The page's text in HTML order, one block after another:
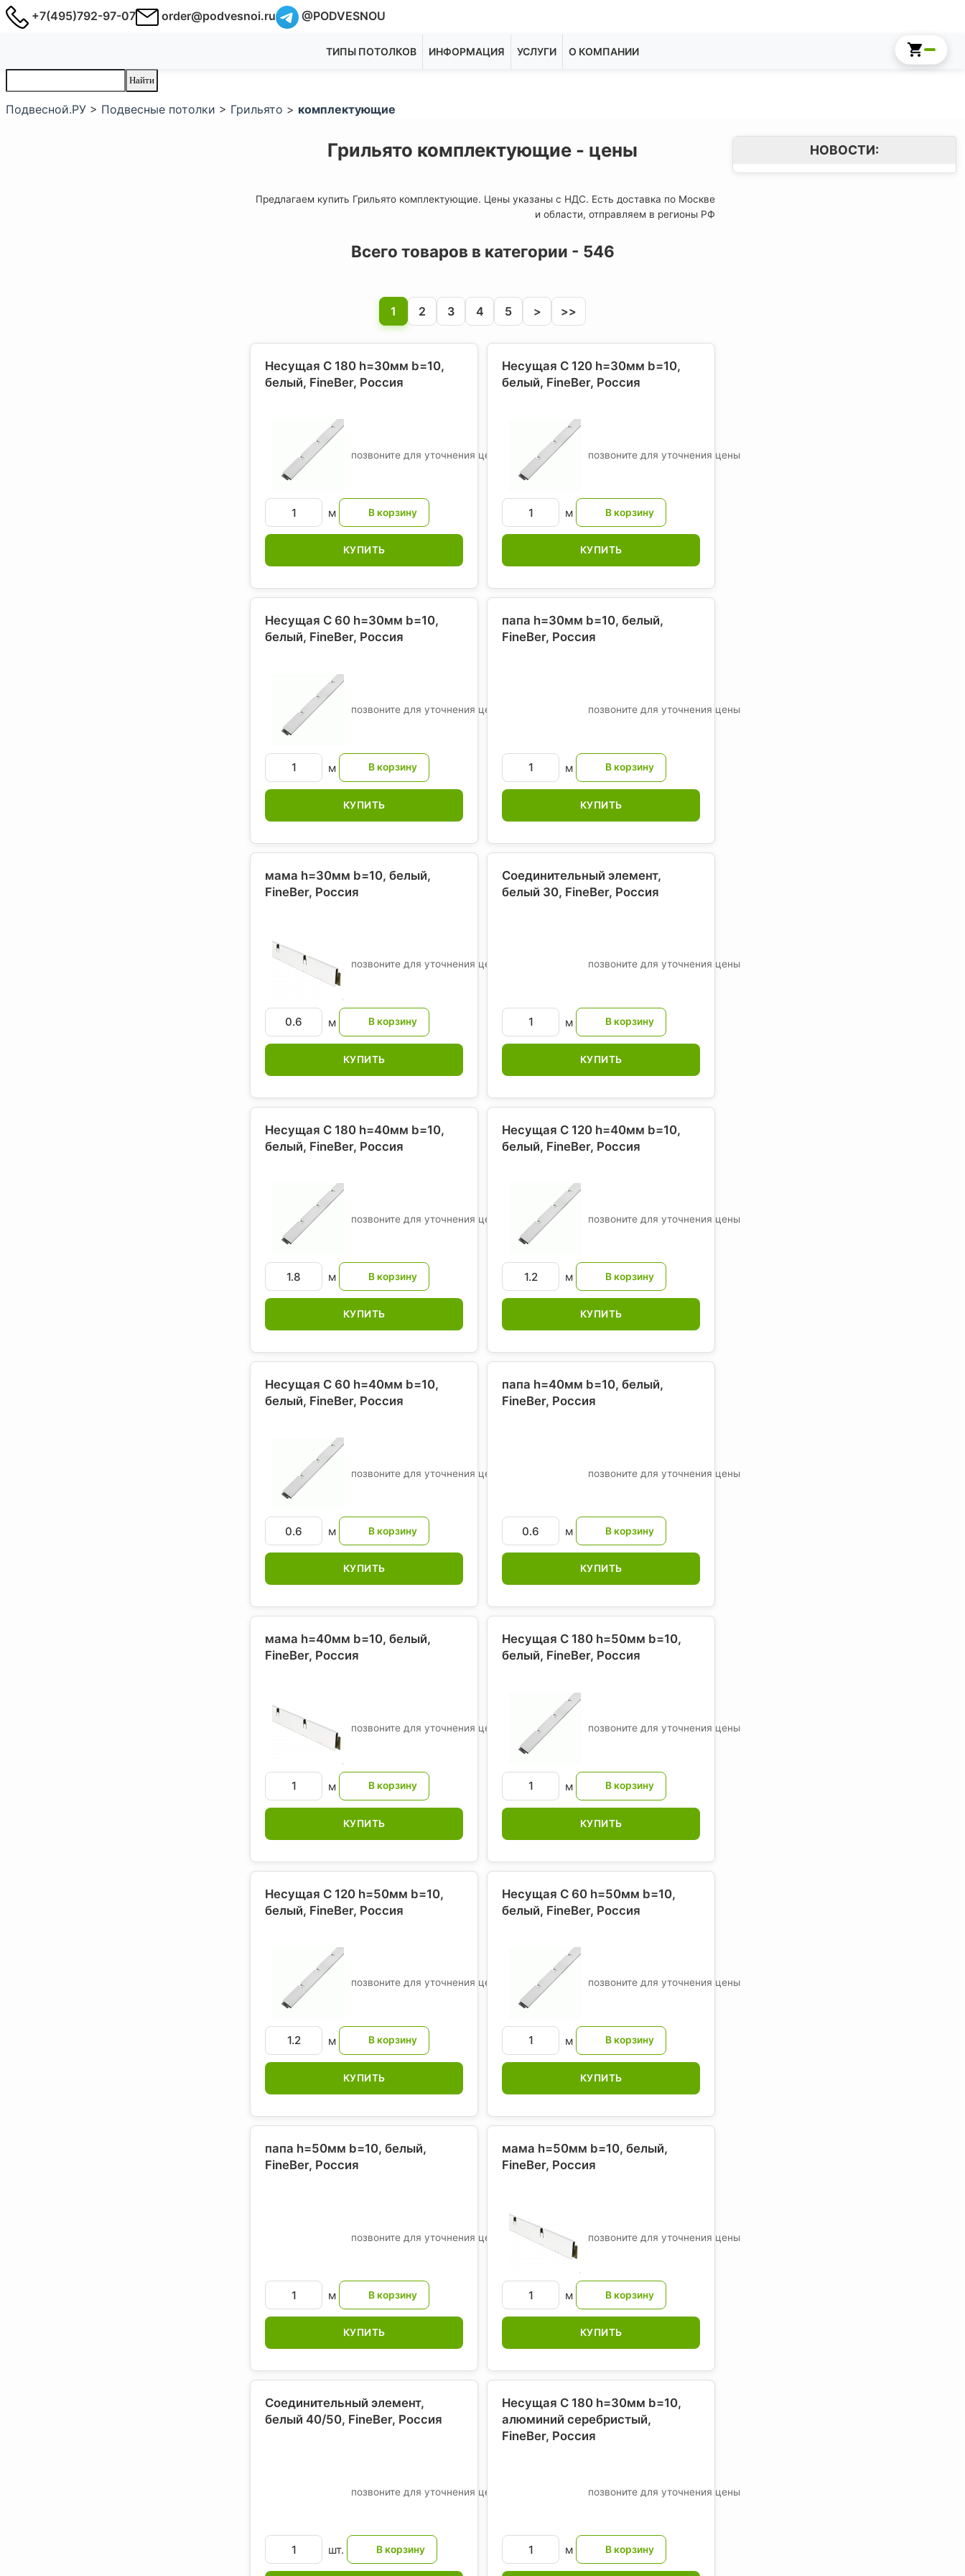
+7(495)792-97-07 order@podvesnoi.ru @PODVESNOU
ТИПЫ ПОТОЛКОВ ИНФОРМАЦИЯ УСЛУГИ О КОМПАНИИ
Подвесной.РУ > Подвесные потолки > Грильято > комплектующие
Грильято комплектующие - цены
Предлагаем купить Грильято комплектующие. Цены указаны с НДС. Есть доставка по Москве
и области, отправляем в регионы РФ
Всего товаров в категории - 546
1 2 3 4 5 > >>
Несущая С 180 h=30мм b=10,
белый, FineBer, Россия
позвоните для уточнения цены
м
КУПИТЬ
Несущая С 120 h=30мм b=10,
белый, FineBer, Россия
позвоните для уточнения цены
м
КУПИТЬ
Несущая С 60 h=30мм b=10,
белый, FineBer, Россия
позвоните для уточнения цены
м
КУПИТЬ
папа h=30мм b=10, белый,
FineBer, Россия
позвоните для уточнения цены
м
КУПИТЬ
мама h=30мм b=10, белый,
FineBer, Россия
позвоните для уточнения цены
м
КУПИТЬ
Соединительный элемент,
белый 30, FineBer, Россия
позвоните для уточнения цены
м
КУПИТЬ
Несущая С 180 h=40мм b=10,
белый, FineBer, Россия
позвоните для уточнения цены
м
КУПИТЬ
Несущая С 120 h=40мм b=10,
белый, FineBer, Россия
позвоните для уточнения цены
м
КУПИТЬ
Несущая С 60 h=40мм b=10,
белый, FineBer, Россия
позвоните для уточнения цены
м
КУПИТЬ
папа h=40мм b=10, белый,
FineBer, Россия
позвоните для уточнения цены
м
КУПИТЬ
мама h=40мм b=10, белый,
FineBer, Россия
позвоните для уточнения цены
м
КУПИТЬ
Несущая С 180 h=50мм b=10,
белый, FineBer, Россия
позвоните для уточнения цены
м
КУПИТЬ
Несущая С 120 h=50мм b=10,
белый, FineBer, Россия
позвоните для уточнения цены
м
КУПИТЬ
Несущая С 60 h=50мм b=10,
белый, FineBer, Россия
позвоните для уточнения цены
м
КУПИТЬ
папа h=50мм b=10, белый,
FineBer, Россия
позвоните для уточнения цены
м
КУПИТЬ
мама h=50мм b=10, белый,
FineBer, Россия
позвоните для уточнения цены
м
КУПИТЬ
Соединительный элемент,
белый 40/50, FineBer, Россия
позвоните для уточнения цены
шт.
Несущая С 180 h=30мм b=10,
алюминий серебристый,
FineBer, Россия
позвоните для уточнения цены
м
НОВОСТИ: